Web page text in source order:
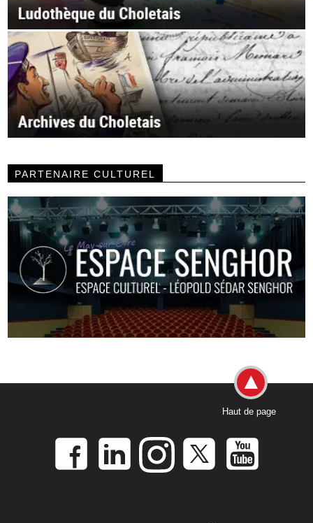
PARTENAIRE CULTUREL
Haut de page